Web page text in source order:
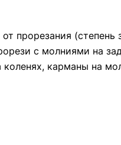
прорезания (степень
с молниями на
карманы на